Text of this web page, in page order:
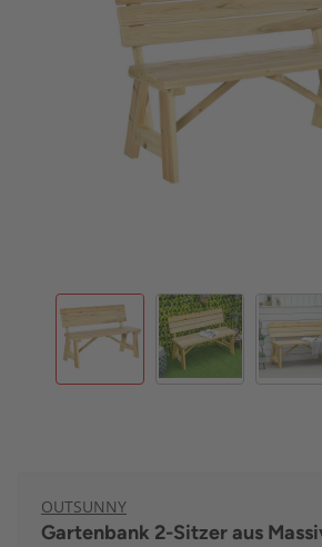
OUTSUNNY
Gartenbank 2-Sitzer aus